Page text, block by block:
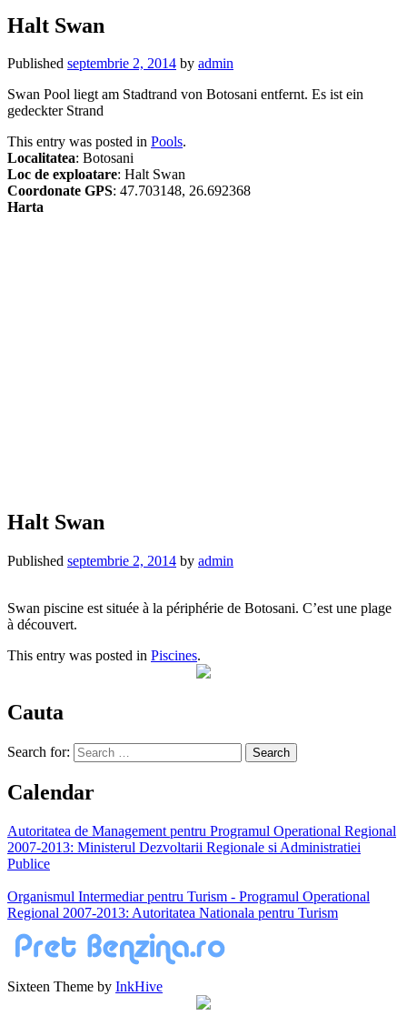
Halt Swan
Published septembrie 2, 2014 by admin
Swan Pool liegt am Stadtrand von Botosani entfernt. Es ist ein
gedeckter Strand
This entry was posted in Pools.
Localitatea: Botosani
Loc de exploatare: Halt Swan
Coordonate GPS: 47.703148, 26.692368
Harta
Halt Swan
Published septembrie 2, 2014 by admin
Swan piscine est située à la périphérie de Botosani. C’est une plage
à découvert.
This entry was posted in Piscines.
Cauta
Search for:
Calendar
Autoritatea de Management pentru Programul Operational Regional
2007-2013: Ministerul Dezvoltarii Regionale si Administratiei
Publice
Organismul Intermediar pentru Turism - Programul Operational
Regional 2007-2013: Autoritatea Nationala pentru Turism
Sixteen Theme by InkHive